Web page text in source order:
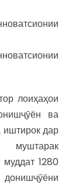
лоиҳаҳои
ва
иштирок дар
муштарак
1280